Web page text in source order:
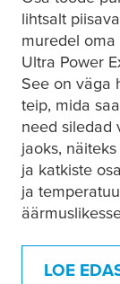
lihtsalt
muredel oma
Ultra Power
See on väga
teip, mida
need siledad
jaoks,
ja katkiste
ja
LOE